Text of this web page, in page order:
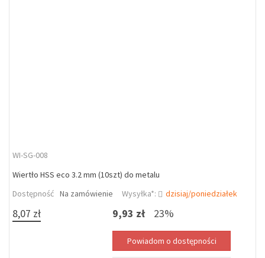
WI-SG-008
Wiertło HSS eco 3.2 mm (10szt) do metalu
Dostępność Na zamówienie Wysyłka*: dzisiaj/poniedziałek
8,07 zł 9,93 zł 23%